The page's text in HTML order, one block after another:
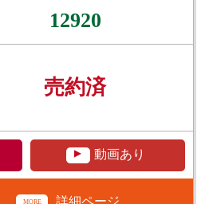
12920
売約済
▲ 動画あり
MORE 詳細ページ